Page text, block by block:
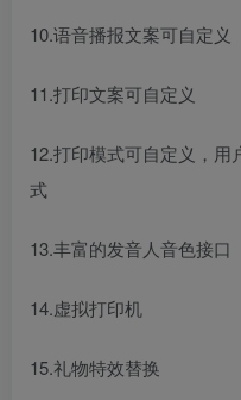
10.语音播报文案可自定义
11.打印文案可自定义
12.打印模式可自定义，
式
13.丰富的发音人音色接口
14.虚拟打印机
15.礼物特效替换